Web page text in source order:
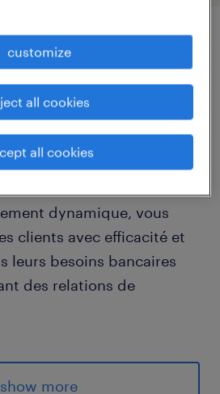
Chargé·e de clientèle de
dynamique, vous
clients avec efficacité et
leurs besoins bancaires
des relations de
l'assistance des clients,
digitaux et garantir un
show more
customize
all cookies
all cookies